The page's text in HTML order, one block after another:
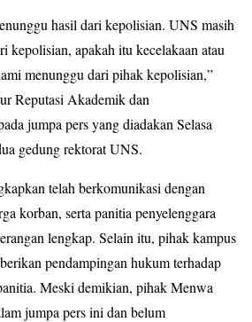
hasil dari kepolisian. UNS masih
kepolisian, apakah itu kecelakaan atau
menunggu dari pihak kepolisian,”
Reputasi Akademik dan
jumpa pers yang diadakan Selasa
gedung rektorat UNS.
telah berkomunikasi dengan
korban, serta panitia penyelenggara
lengkap. Selain itu, pihak kampus
pendampingan hukum terhadap
Meski demikian, pihak Menwa
jumpa pers ini dan belum